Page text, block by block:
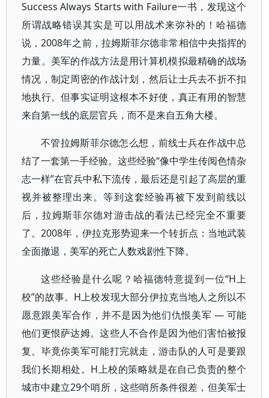
Success Always Starts with Failure一书，发现这个
所谓战略错误其实是可以用战术来弥补的！哈福德
说，2008年之前，拉姆斯菲尔德非常相信中央指挥的
力量。美军的作战方法是用计算机模拟最精确的战场
情况，制定周密的作战计划，然后让士兵去不折不扣
地执行。但事实证明这根本不好使，真正有用的智慧
来自第一线的底层官兵，而不是来自五角大楼。
不管拉姆斯菲尔德怎么想，前线士兵在作战中总
结了一套第一手经验。这些经验“像中学生传阅色情杂
志一样”在官兵中私下流传，最后还是引起了高层的重
视并被整理出来。等到这套经验再被下发到前线以
后，拉姆斯菲尔德对游击战的看法已经完全不重要
了。2008年，伊拉克形势迎来一个转折点：当地武装
全面撤退，美军的死亡人数戏剧性下降。
这些经验是什么呢？哈福德特意提到一位“H上
校”的故事。H上校发现大部分伊拉克当地人之所以不
愿意跟美军合作，并不是因为他们仇恨美军 — 可能
他们更恨萨达姆。这些人不合作是因为他们害怕被报
复。毕竟你美军可能打完就走，游击队的人可是要跟
我们长期相处。H上校的策略就是在自己负责的整个
城市中建立29个哨所，这些哨所条件很差，但美军士